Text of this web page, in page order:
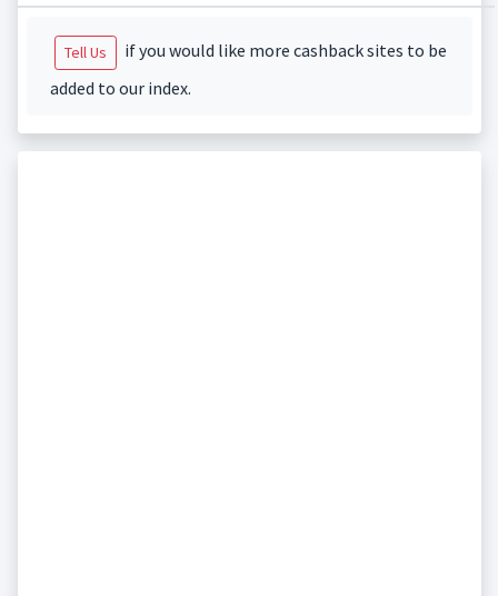
Tell Us
if you would like more cashback sites to be
added to our index.